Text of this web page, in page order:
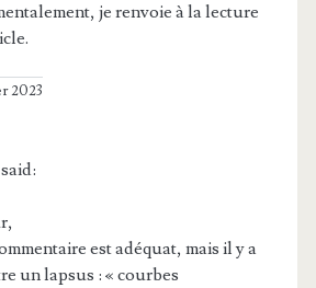
je renvoie à la lecture
2023
said:
est adéquat, mais il y a
un lapsus : « courbes